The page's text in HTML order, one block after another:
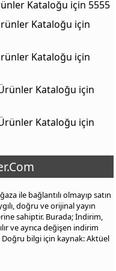
229,00 TL
30 ml199,00 TL
Sprey 150 ml Çeşitleri
279,90 TL
urunler.com )
479,90 TL
50 ml Çeşitleri599,90 TL
ml
189,90 TL
229,90 TL
150 ml
189,90 TL
169,00 TL
Kataloğu için 5555
Kataloğu için
Kataloğu için
Kataloğu için
Kataloğu için
ile bağlantılı olmayıp satın
doğru ve orijinal yayın
sahiptir. Burada; İndirim,
ve ayrıca değişen indirim
bilgi için kaynak: Aktüel